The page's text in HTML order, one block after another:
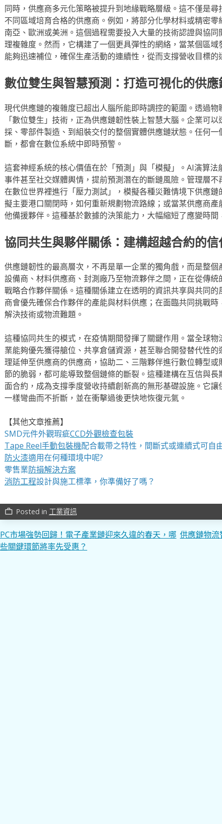
同時，供應商多元化策略被提升到地緣戰略層級。這不僅是
不同區域培育合格的供應商。例如，將部分化學材料或精密
南亞、歐洲或美洲。這個過程需要投入大量的技術認證與協
理複雜度。然而，它構建了一個更具彈性的網絡，當某個區
能夠迅速補位，確保生產活動的連續性，從而支撐營收目標的
數位雙生與智慧預測：打造可視化的供
現代供應鏈的複雜度已超出人腦所能即時調控的範圍。透過
「數位雙生」技術，正為供應鏈韌性裝上智慧大腦。企業可
採、零部件製造、到組裝交付的整個實體供應鏈狀態。任何
斷，都會在數位系統中即時預警。
這套神經系統的核心價值在於「預測」與「模擬」。AI演算
事件甚至社交媒體輿情，提前預測潛在的斷鏈風險。管理層
在數位世界裡進行「壓力測試」，模擬各種災難情境下供應
擬主要港口關閉時，如何重新規劃物流路線；或當某供應商
他備援夥伴。這種基於數據的決策能力，大幅縮短了應變時
協同共生與夥伴關係：建構超越合約的
供應鏈韌性的最高層次，不再是單一企業的獨角戲，而是整
設備商、材料供應商、封測廠乃至物流夥伴之間，正在從傳
戰略合作夥伴關係。這種關係建立在透明的資訊共享與共同
商會優先確保合作夥伴的產能與材料供應；在面臨共同挑戰
解決技術或物流難題。
這種協同共生的模式，在疫情期間發揮了關鍵作用。當全球
業能夠優先獲得艙位、共享倉儲資源，甚至聯合開發替代性
理延伸至供應商的供應商，協助二、三階夥伴進行數位轉型
節的脆弱，都可能導致整個鏈條的斷裂。這種建構在互信與
面合約，成為支撐季度營收持續創新高的無形基礎設施。它
一樣彎曲而不折斷，並在衝擊過後更快地恢復元氣。
【其他文章推薦】
SMD元件外觀瑕疵CCD外觀檢查包裝
Tape Reel手動包裝機配合載帶之特性，間斷式或連續式可自
防火漆適用在何種環境中呢?
零售業防損解決方案
消防工程設計與施工標準，你準備好了嗎？
work_outline Posted in 工業資訊
文
章
PC市場強勢回歸！電子產業鏈迎來久違的春天，哪
些關鍵環節將率先受惠？
供應鏈物